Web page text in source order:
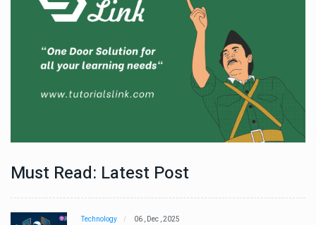
Must Read: Latest Post
Technology 06 , Dec , 2025